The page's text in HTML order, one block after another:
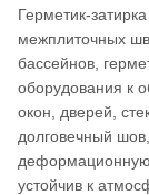
Герметик-
межплиточных
бассейнов,
оборудования к
окон, дверей,
долговечный
деформационную
устойчив к